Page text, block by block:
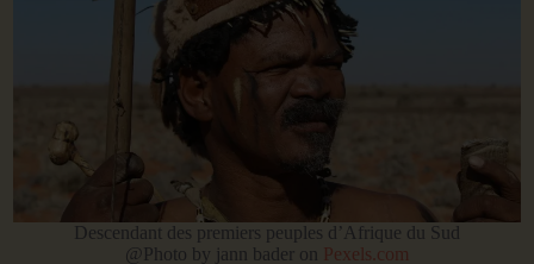
Descendant des premiers peuples d’Afrique du Sud
@Photo by jann bader on Pexels.com